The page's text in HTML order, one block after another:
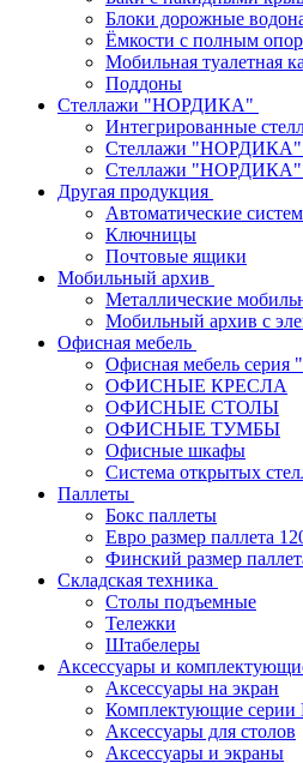
Блоки дорожные
Ёмкости с полным
Мобильная туалетная
Поддоны
Стеллажи "НОРДИКА"
Интегрированные
Стеллажи "НОРДИКА"
Стеллажи "НОРДИКА"
Другая продукция
Автоматические
Ключницы
Почтовые ящики
Мобильный архив
Металлические
Мобильный архив с
Офисная мебель
Офисная мебель серия
ОФИСНЫЕ КРЕСЛА
ОФИСНЫЕ СТОЛЫ
ОФИСНЫЕ ТУМБЫ
Офисные шкафы
Система открытых
Паллеты
Бокс паллеты
Евро размер паллета
Финский размер
Складская техника
Столы подъемные
Тележки
Штабелеры
Аксессуары и
Аксессуары на экран
Комплектующие серии
Аксессуары для столов
Аксессуары и экраны